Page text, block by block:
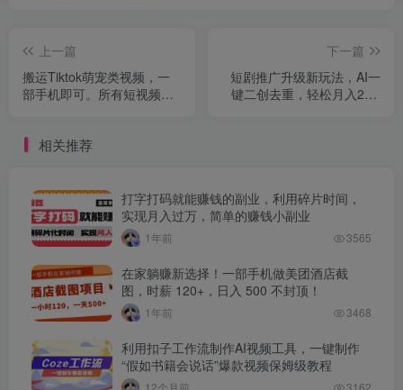
上一篇
搬运Tiktok萌宠类视频，一
部手机即可。所有短视频平
下一篇
短剧推广升级新玩法，AI一
键二创去重，轻松月入2w+
相关推荐
打字打码就能赚钱的副业，利用碎片时间，
实现月入过万，简单的赚钱小副业
1年前 3565
在家躺赚新选择！一部手机做美团酒店截
图，时薪 120+，日入 500 不封顶！
1年前 3468
利用扣子工作流制作AI视频工具，一键制作
“假如书籍会说话”爆款视频保姆级教程